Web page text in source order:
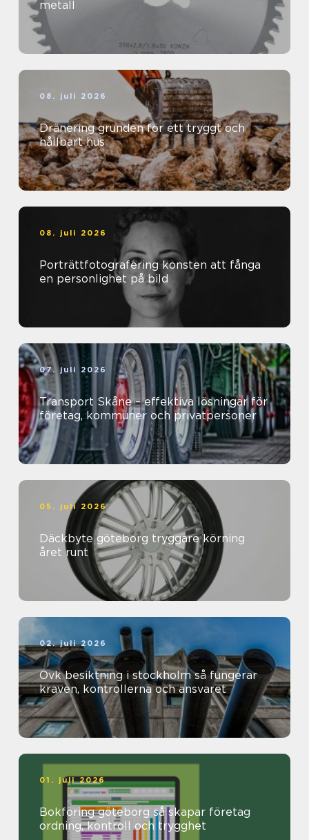
metall
08. juli 2026
Dränering grunden för ett tryggt och
hållbart hus
08. juli 2026
Porträttfotografering konsten att fånga
en personlighet på bild
07. juli 2026
Transport Skåne – effektiva lösningar för
företag, kommuner och privatpersoner
05. juli 2026
Däckbyte göteborg tryggare körning
året runt
02. juli 2026
Ovk besiktning i stockholm så fungerar
kraven, kontrollerna och ansvaret
01. juli 2026
Bokföring göteborg så skapar företag
ordning, kontroll och trygghet